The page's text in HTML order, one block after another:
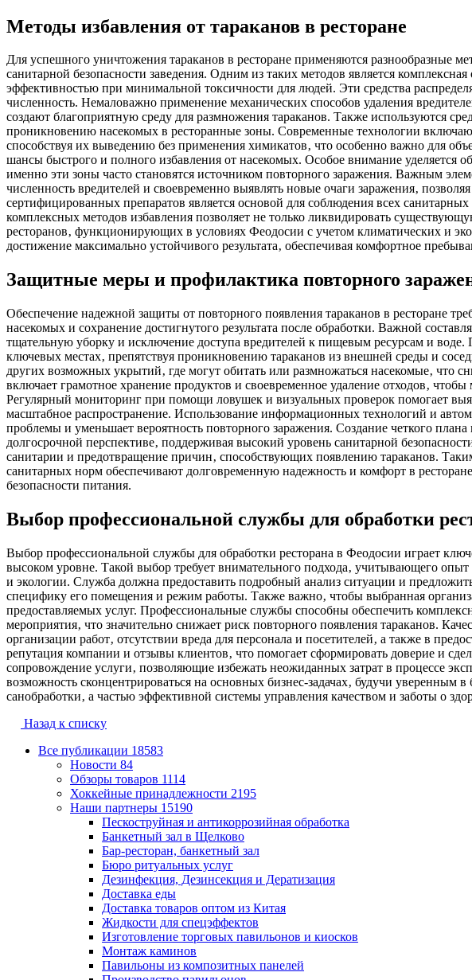
Методы избавления от тараканов в ресторане
Для успешного уничтожения тараканов в ресторане применяются разнообразные
санитарной безопасности заведения. Одним из таких методов является
эффективностью при минимальной токсичности для людей. Эти средства
численность. Немаловажно применение механических способов удаления
создают благоприятную среду для размножения тараканов. Также используются
проникновению насекомых в ресторанные зоны. Современные технологии
способствуя их выведению без применения химикатов‚ что особенно важно для
шансы быстрого и полного избавления от насекомых. Особое внимание уделяется
именно эти зоны часто становятся источником повторного заражения. Важным
численность вредителей и своевременно выявлять новые очаги заражения‚
сертифицированных препаратов является основой для соблюдения всех
комплексных методов избавления позволяет не только ликвидировать
ресторанов‚ функционирующих в условиях Феодосии с учетом климатических и
достижение максимально устойчивого результата‚ обеспечивая комфортное
Защитные меры и профилактика повторного
Обеспечение надежной защиты от повторного появления тараканов в ресторане
насекомых и сохранение достигнутого результата после обработки. Важной
тщательную уборку и исключение доступа вредителей к пищевым ресурсам и
ключевых местах‚ препятствуя проникновению тараканов из внешней среды и
других возможных укрытий‚ где могут обитать или размножаться насекомые‚ что
включает грамотное хранение продуктов и своевременное удаление отходов‚
Регулярный мониторинг при помощи ловушек и визуальных проверок помогает
масштабное распространение. Использование информационных технологий и
проблемы и уменьшает вероятность повторного заражения. Создание четкого
долгосрочной перспективе‚ поддерживая высокий уровень санитарной
санитарии и предотвращение причин‚ способствующих появлению тараканов.
санитарных норм обеспечивают долговременную надежность и комфорт в
безопасности питания.
Выбор профессиональной службы для обработки
Выбор профессиональной службы для обработки ресторана в Феодосии играет
высоком уровне. Такой выбор требует внимательного подхода‚ учитывающего
и экологии. Служба должна предоставить подробный анализ ситуации и
специфику его помещения и режим работы. Также важно‚ чтобы выбранная
предоставляемых услуг. Профессиональные службы способны обеспечить
мероприятия‚ что значительно снижает риск повторного появления тараканов.
организации работ‚ отсутствии вреда для персонала и посетителей‚ а также в
репутация компании и отзывы клиентов‚ что помогает сформировать доверие и
сопровождение услуги‚ позволяющие избежать неожиданных затрат в процессе
возможность сконцентрироваться на основных бизнес-задачах‚ будучи уверенным
санобработки‚ а частью эффективной системы управления качеством и заботы о
Назад к списку
Все публикации 18583
Новости 84
Обзоры товаров 1114
Хоккейные принадлежности 2195
Наши партнеры 15190
Пескоструйная и антикоррозийная обработка
Банкетный зал в Щелково
Бар-ресторан, банкетный зал
Бюро ритуальных услуг
Дезинфекция, Дезинсекция и Дератизация
Доставка еды
Доставка товаров оптом из Китая
Жидкости для спецэффектов
Изготовление торговых павильонов и киосков
Монтаж каминов
Павильоны из композитных панелей